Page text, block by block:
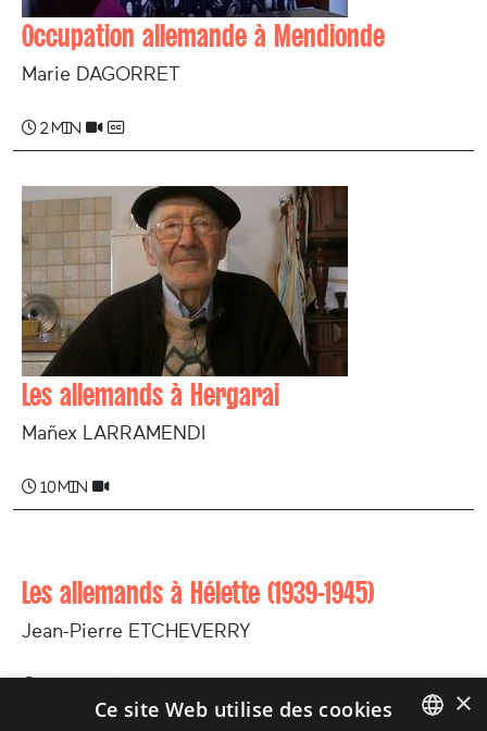
Occupation allemande à Mendionde
Marie DAGORRET
2 min
Les allemands à Hergarai
Mañex LARRAMENDI
10 min
Les allemands à Hélette (1939-1945)
Jean-Pierre ETCHEVERRY
×
Ce site Web utilise des cookies